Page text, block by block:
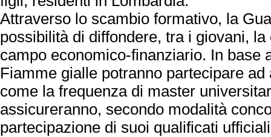
Attraverso lo scambio formativo, la
possibilità di diffondere, tra i giovani,
campo economico-finanziario. In base
Fiamme gialle potranno partecipare
come la frequenza di master
assicureranno, secondo modalità
partecipazione di suoi qualificati